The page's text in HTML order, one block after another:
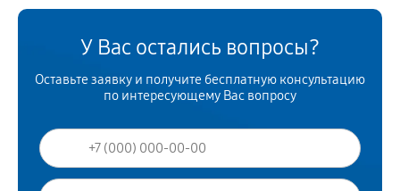
У Вас остались вопросы?
Оставьте заявку и получите бесплатную консультацию
по интересующему Вас вопросу